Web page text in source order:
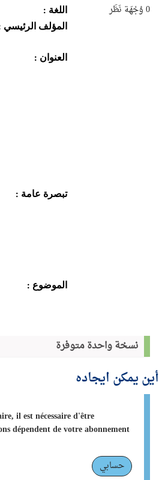
0وُجْهَة نَظَر اللغة :
المؤلف الرئيسي
العنوان :
تبصرة عامة :
الموضوع :
نسخة واحدة متوفرة
أين يمكن ايجاده
il est nécessaire d'être
dépendent de votre abonnement
حسابي